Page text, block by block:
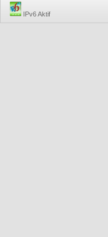
IPv6 Aktif